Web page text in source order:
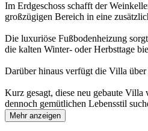
Im Erdgeschoss schafft der
großzügigen Bereich in eine
Die luxuriöse Fußbodenheizung
die kalten Winter- oder Herbsttage
Darüber hinaus verfügt die Villa
Kurz gesagt, diese neu gebaute
dennoch gemütlichen Lebensstil
Mehr anzeigen